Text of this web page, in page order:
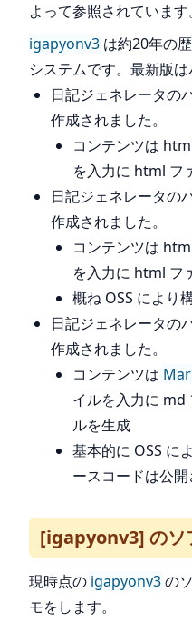
よって参照されています。
igapyonv3 は約20年の
システムです。最新版は
日記ジェネレータの
作成されました。
コンテンツは
を入力に html フ
日記ジェネレータの
作成されました。
コンテンツは
を入力に html フ
概ね OSS により
日記ジェネレータの
作成されました。
コンテンツは
イルを入力に md
ルを生成
基本的に OSS に
ースコードは公開
[igapyonv3] のソ
現時点の igapyonv3の
モをします。